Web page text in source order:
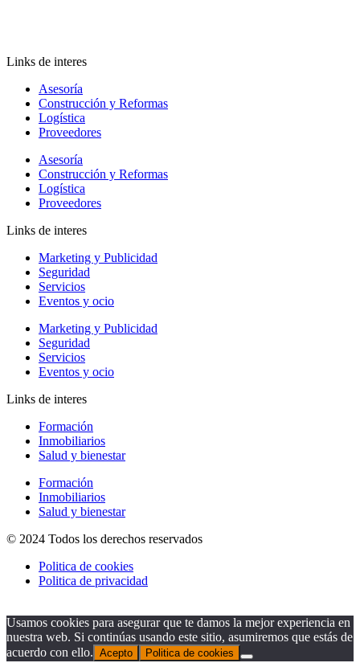
Links de interes
Asesoría
Construcción y Reformas
Logística
Proveedores
Asesoría
Construcción y Reformas
Logística
Proveedores
Links de interes
Marketing y Publicidad
Seguridad
Servicios
Eventos y ocio
Marketing y Publicidad
Seguridad
Servicios
Eventos y ocio
Links de interes
Formación
Inmobiliarios
Salud y bienestar
Formación
Inmobiliarios
Salud y bienestar
© 2024 Todos los derechos reservados
Politica de cookies
Politica de privacidad
Usamos cookies para asegurar que te damos la mejor experiencia en
nuestra web. Si continúas usando este sitio, asumiremos que estás de
acuerdo con ello. Acepto Politica de cookies